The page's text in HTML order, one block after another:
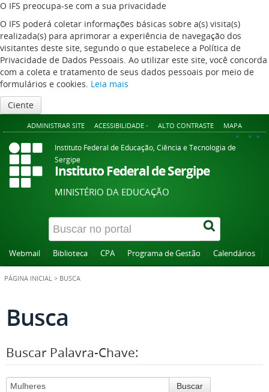
O IFS preocupa-se com a sua privacidade
O IFS poderá coletar informações básicas sobre a(s) visita(s)
realizada(s) para aprimorar a experiência de navegação dos
visitantes deste site, segundo o que estabelece a Política de
Privacidade de Dados Pessoais. Ao utilizar este site, você concorda
com a coleta e tratamento de seus dados pessoais por meio de
formulários e cookies. Leia mais
Ciente
ADMINISTRAR SITE ACESSIBILIDADE - ALTO CONTRASTE MAPA
A+ A A-
Instituto Federal de Educação, Ciência e Tecnologia de
Sergipe
Instituto Federal de Sergipe
MINISTÉRIO DA EDUCAÇÃO
Webmail Biblioteca CPA Programa de Gestão Calendários
PÁGINA INICIAL > BUSCA
Busca
Buscar Palavra-Chave:
Buscar